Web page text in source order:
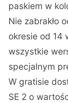
paskiem w
Nie zabrakło
okresie od 14
wszystkie
specjalnym
W gratisie
SE 2 o